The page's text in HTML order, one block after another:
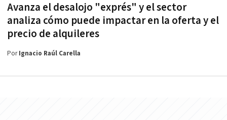
Avanza el desalojo "exprés" y el sector
analiza cómo puede impactar en la oferta y el
precio de alquileres
PorIgnacio Raúl Carella